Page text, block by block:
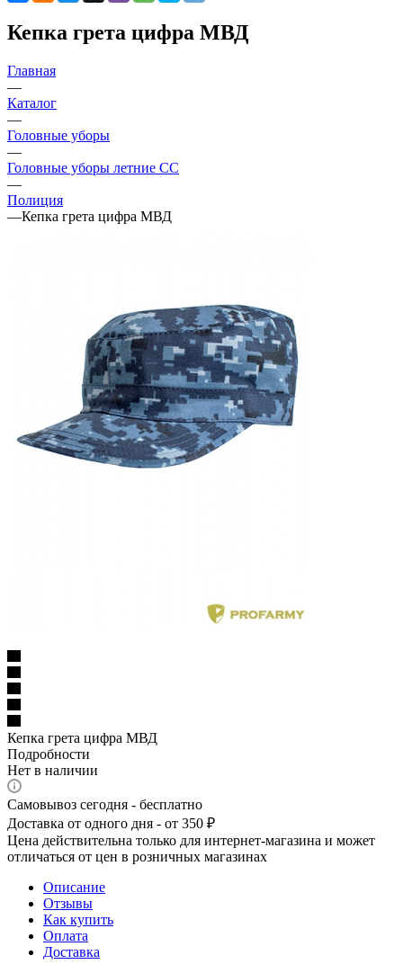
Кепка грета цифра МВД
Главная
—
Каталог
—
Головные уборы
—
Головные уборы летние СС
—
Полиция
—Кепка грета цифра МВД
Кепка грета цифра МВД
Подробности
Нет в наличии
Самовывоз сегодня - бесплатно
Доставка от одного дня - от 350 ₽
Цена действительна только для интернет-магазина и может
отличаться от цен в розничных магазинах
Описание
Отзывы
Как купить
Оплата
Доставка